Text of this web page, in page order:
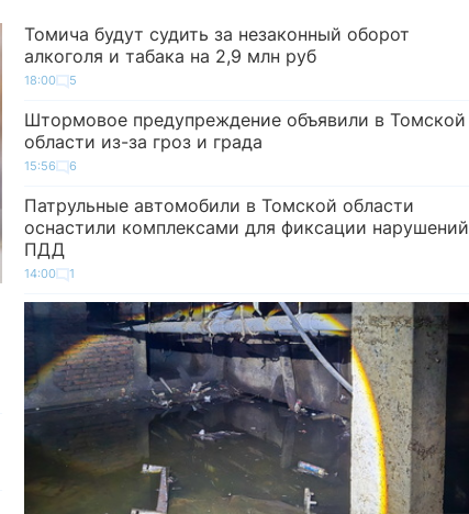
Томича будут судить за незаконный оборот
алкоголя и табака на 2,9 млн руб
18:00 5
Штормовое предупреждение объявили в Томской
области из-за гроз и града
15:56 6
Патрульные автомобили в Томской области
оснастили комплексами для фиксации нарушений
ПДД
14:00 1